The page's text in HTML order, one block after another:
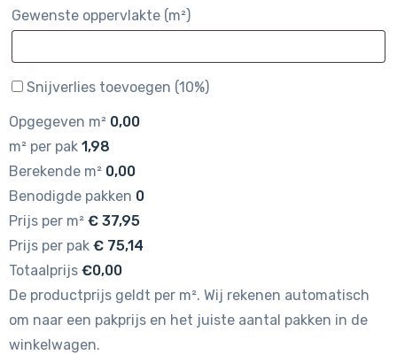
Gewenste oppervlakte (m²)
Snijverlies toevoegen (10%)
Opgegeven m² 0,00
m² per pak 1,98
Berekende m² 0,00
Benodigde pakken 0
Prijs per m² € 37,95
Prijs per pak € 75,14
Totaalprijs €0,00
De productprijs geldt per m². Wij rekenen automatisch
om naar een pakprijs en het juiste aantal pakken in de
winkelwagen.